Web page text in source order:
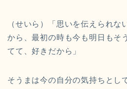
（せいら）「思いを伝えられな
から、最初の時も今も明日もそ
てて、好きだから」
そうまは今の自分の気持ちとし